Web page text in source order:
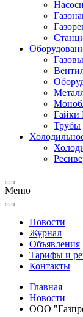
Гайки
Трубы
Меню
Новости
Журнал
Объявления
Тарифы и
Контакты
Главная
Новости
ООО